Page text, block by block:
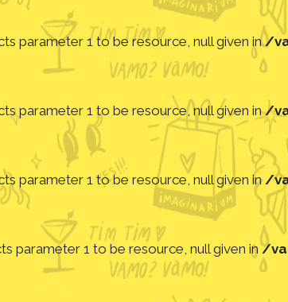
parameter 1 to be resource, null given in/
parameter 1 to be resource, null given in/
parameter 1 to be resource, null given in/
parameter 1 to be resource, null given in/